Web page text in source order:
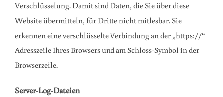
Verschlüsselung. Damit sind Daten, die Sie über diese
Website übermitteln, für Dritte nicht mitlesbar. Sie
erkennen eine verschlüsselte Verbindung an der „https://“
Adresszeile Ihres Browsers und am Schloss-Symbol in der
Browserzeile.
Server-Log-Dateien